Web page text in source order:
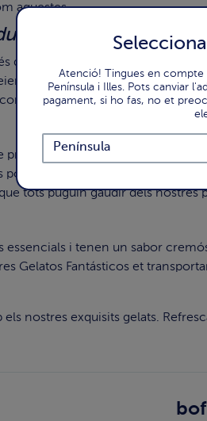
aquestes.
en sucres
digestives per la seva
que una alimentació
reduït en sucres,
d’alta qualitat
postres. A bofrost* tenim
tots puguin gaudir dels nostres
essencials i tenen un sabor
Gelatos Fantásticos et
nostres exquisits gelats.
Atenció! Tingues en compte
Península i Illes. Pots canviar
pagament, si ho fas, no et